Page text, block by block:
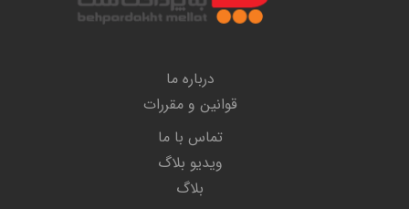
درباره ما
قوانین و مقررات
تماس با ما
ویدیو بلاگ
بلاگ